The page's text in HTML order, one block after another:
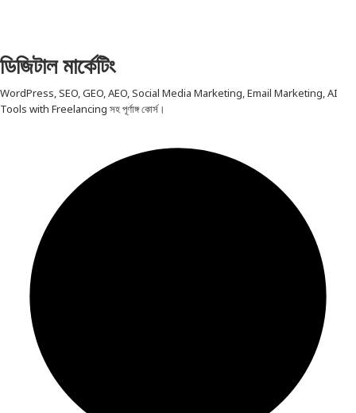
ডিজিটাল মার্কেটিং
WordPress, SEO, GEO, AEO, Social Media Marketing, Email Marketing, AI
Tools with Freelancing সহ পূর্ণাঙ্গ কোর্স।